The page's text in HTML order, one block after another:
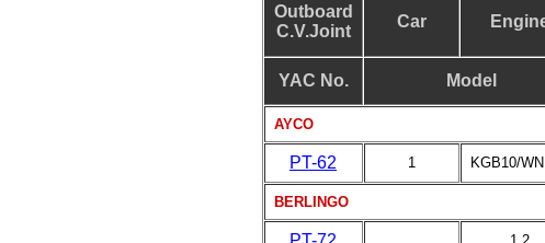
Outboard
C.V.Joint
Car
YAC No. Model
AYCO
PT-62 1 KGB10/
BERLINGO